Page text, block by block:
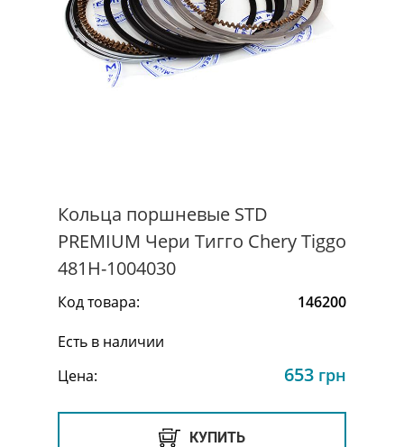
Кольца поршневые STD
PREMIUM Чери Тигго Chery Tiggo
481H-1004030
Код товара:
146200
Есть в наличии
Цена:
653 грн
КУПИТЬ